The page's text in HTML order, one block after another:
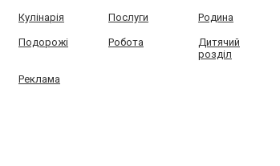
Кулінарія Послуги Родина
Подорожі Робота
Дитячий
розділ
Реклама